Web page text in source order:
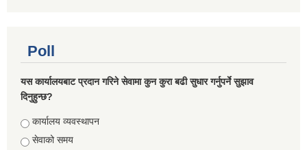
Poll
यस कार्यालयबाट प्रदान गरिने सेवामा कुन कुरा बढी सुधार गर्नुपर्ने सुझाव
दिनुहुन्छ?
Choices
कार्यालय व्यवस्थापन
सेवाको समय